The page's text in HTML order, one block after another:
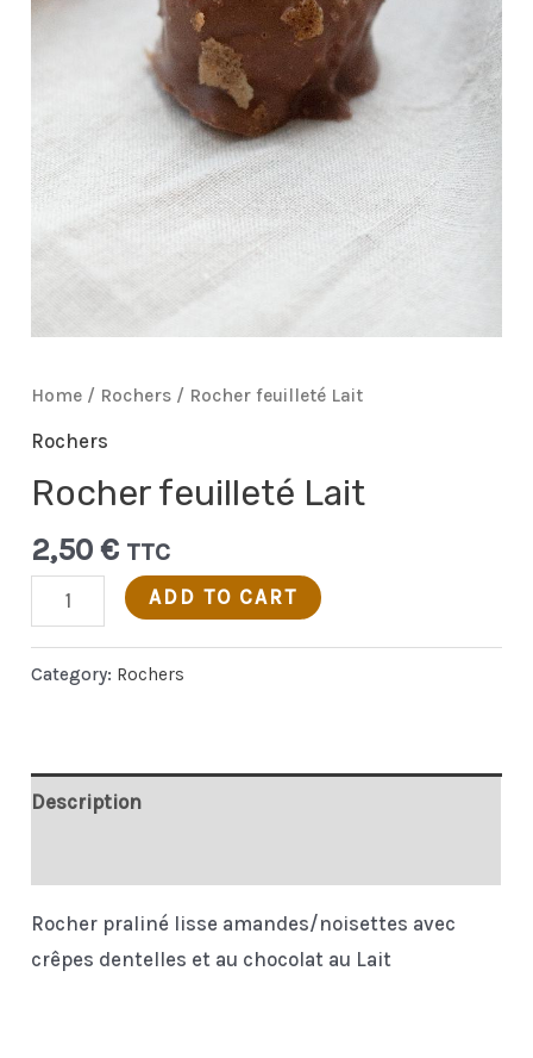
Home / Rochers / Rocher feuilleté Lait
Rochers
Rocher feuilleté Lait
2,50€ TTC
Rocher
feuilleté
Lait
ADD TO CART
Category: Rochers
Description
Rocher praliné lisse amandes/noisettes avec
crêpes dentelles et au chocolat au Lait